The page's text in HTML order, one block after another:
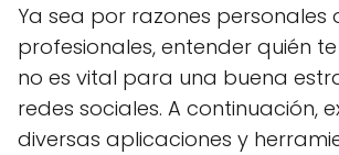
Ya sea por razones personales
profesionales, entender quién
no es vital para una buena
redes sociales. A continuación,
diversas aplicaciones y